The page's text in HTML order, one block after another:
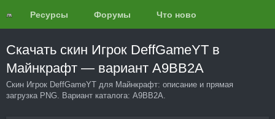
Ресурсы Форумы Что нового?
Скачать скин Игрок DeffGameYT в
Майнкрафт — вариант A9BB2A
Скин Игрок DeffGameYT для Майнкрафт: описание и прямая
загрузка PNG. Вариант каталога: A9BB2A.